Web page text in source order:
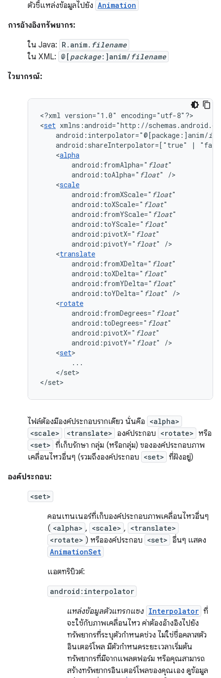
ตัวชี้แหล่งข้อมูลไปยัง Animation
การอ้างอิงทรัพยากร:
ใน Java: R.anim. filename
ใน XML: @[ package:]anim/ filename
ไวยากรณ์:
<?xml version="1.0"
encoding="utf-8"?>
<set
android:interpolator="@[package:]anim/
android:shareInterpolator=["true"
|
<alpha
android:fromAlpha=" float
android:toAlpha=" float"
<scale
android:fromXScale=" float
android:toXScale=" float
android:fromYScale=" float
android:toYScale=" float
android:pivotX=" float
android:pivotY=" float"
<translate
android:fromXDelta=" float
android:toXDelta=" float
android:fromYDelta=" float
android:toYDelta=" float"
<rotate
android:fromDegrees=" float
android:toDegrees=" float
android:pivotX=" float
android:pivotY=" float"
<set
</set>
</set>
ไฟล์ต้องมีองค์ประกอบรากเดียว นั่นคือ <alpha>
<scale>
<translate> องค์ประกอบ <rotate> หรือ
<set> ที่เก็บรักษา กลุ่ม (หรือกลุ่ม) ขององค์ประกอบภาพ
เคลื่อนไหวอื่นๆ (รวมถึงองค์ประกอบ <set> ที่ฝังอยู่)
องค์ประกอบ:
<set>
คอนเทนเนอร์ที่เก็บองค์ประกอบภาพเคลื่อนไหวอื่นๆ
( <alpha> , <scale> , <translate>
<rotate> ) หรือองค์ประกอบ <set> อื่นๆ แสดง
AnimationSet
แอตทริบิวต์:
android:interpolator
แหล่งข้อมูลตัวแทรกแซง Interpolator ที่
จะใช้กับภาพเคลื่อนไหว ค่าต้องอ้างอิงไปยัง
ทรัพยากรที่ระบุตัวกำหนดช่วง ไม่ใช่ชื่อคลาสตัว
อินเตอร์โพล มีตัวกำหนดระยะเวลาเริ่มต้น
ทรัพยากรที่มีจากแพลตฟอร์ม หรือคุณสามารถ
สร้างทรัพยากรอินเตอร์โพลของคุณเอง ดูข้อมูล